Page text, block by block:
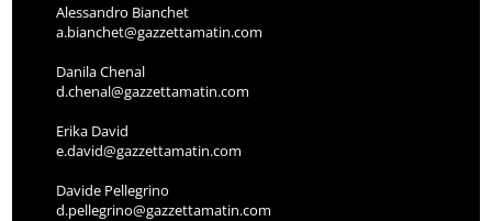
Alessandro Bianchet
a.bianchet@gazzettamatin.com
Danila Chenal
d.chenal@gazzettamatin.com
Erika David
e.david@gazzettamatin.com
Davide Pellegrino
d.pellegrino@gazzettamatin.com